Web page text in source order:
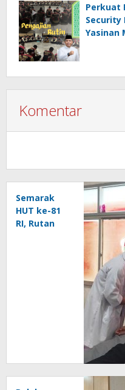
Perkuat
Security
Yasinan
Komentar
Semarak
HUT ke-81
RI, Rutan